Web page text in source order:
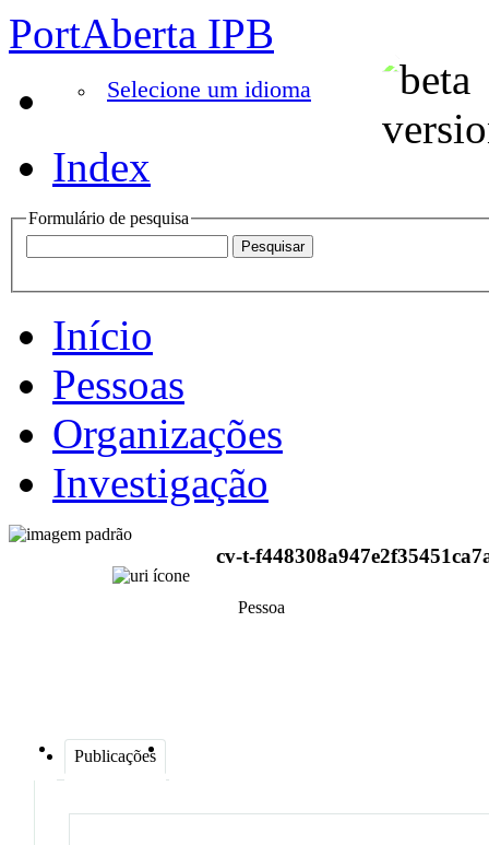
PortAberta IPB
Selecione um idioma
Index
Formulário de pesquisa
Início
Pessoas
Organizações
Investigação
cv-t-
Pessoa
Publicações